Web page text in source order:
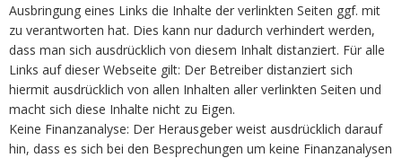
Ausbringung eines Links die Inhalte der verlinkten Seiten ggf. mit
zu verantworten hat. Dies kann nur dadurch verhindert werden,
dass man sich ausdrücklich von diesem Inhalt distanziert. Für alle
Links auf dieser Webseite gilt: Der Betreiber distanziert sich
hiermit ausdrücklich von allen Inhalten aller verlinkten Seiten und
macht sich diese Inhalte nicht zu Eigen.
Keine Finanzanalyse: Der Herausgeber weist ausdrücklich darauf
hin, dass es sich bei den Besprechungen um keine Finanzanalysen